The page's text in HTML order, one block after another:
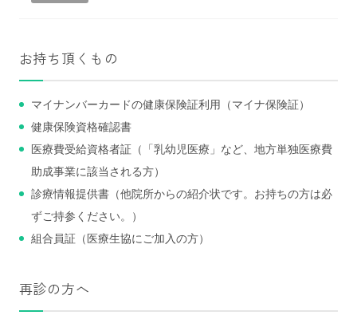
お持ち頂くもの
マイナンバーカードの健康保険証利用（マイナ保険証）
健康保険資格確認書
医療費受給資格者証（「乳幼児医療」など、地方単独医療費
助成事業に該当される方）
診療情報提供書（他院所からの紹介状です。お持ちの方は必
ずご持参ください。）
組合員証（医療生協にご加入の方）
再診の方へ